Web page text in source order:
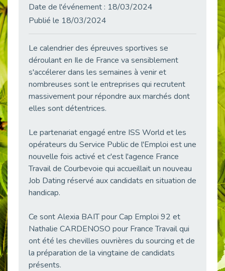
Publié le 30/05/2026
« Confiance en soi et acceptation du handicap » : un levier puissant vers l’emploi
Handicap et emploi : une matinée pour briser les tabous
Publié le 21/05/2026
L’alternance : un levier stratégique pour recruter et inclure durablement
Publié le 18/05/2026
CAP EMPLOI 92 : L’inclusion portée à son sommet, bien au-delà des quotas
Publié le 12/05/2026
38 vidéos pour comprendre et agir durablement
Publié le 04/05/2026
L'alternance : un tremplin vers l'emploi aussi pour les personnes en situation de handicap
Publié le 01/05/2026
Témoignage : Le parcours de Marc, 44 ans
Publié le 30/04/2026
Date de l'événement : 18/03/2024
Publié le 18/03/2024
Le calendrier des épreuves sportives se
déroulant en Ile de France va sensiblement
s'accélerer dans les semaines à venir et
nombreuses sont le entreprises qui recrutent
massivement pour répondre aux marchés dont
elles sont détentrices.
Le partenariat engagé entre ISS World et les
opérateurs du Service Public de l'Emploi est une
nouvelle fois activé et c'est l'agence France
Travail de Courbevoie qui accueillait un nouveau
Job Dating réservé aux candidats en situation de
handicap.
Ce sont Alexia BAIT pour Cap Emploi 92 et
Nathalie CARDENOSO pour France Travail qui
ont été les chevilles ouvrières du sourcing et de
la préparation de la vingtaine de candidats
présents.